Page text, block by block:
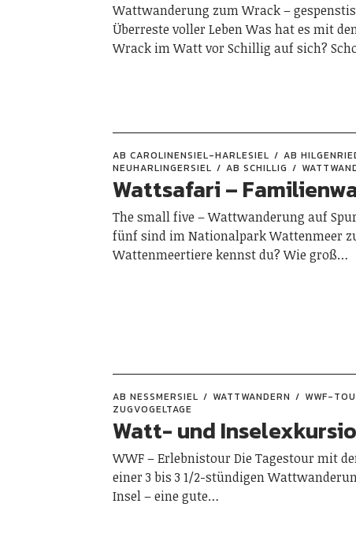
Wattwanderung zum Wrack –
Überreste voller Leben Was hat es mit
Wrack im Watt vor Schillig auf sich?
AB CAROLINENSIEL-HARLESIEL AB
NEUHARLINGERSIEL
AB SCHILLIG
Wattsafari –
The small five – Wattwanderung auf
fünf sind im Nationalpark Wattenmeer
Wattenmeertiere kennst du? Wie groß…
AB NESSMERSIEL WATTWANDERN WWF-
ZUGVOGELTAGE
Watt- und
WWF – Erlebnistour Die Tagestour mit
einer 3 bis 3 1/2-stündigen
Insel – eine gute…